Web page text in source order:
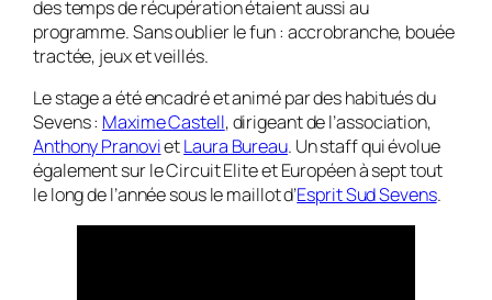
des temps de récupération étaient aussi au
programme. Sans oublier le fun : accrobranche, bouée
tractée, jeux et veillés.
Le stage a été encadré et animé par des habitués du
Sevens : Maxime Castell, dirigeant de l’association,
Anthony PranovietLaura Bureau. Un staff qui évolue
également sur le Circuit Elite et Européen à sept tout
le long de l’année sous le maillot d’Esprit Sud Sevens.